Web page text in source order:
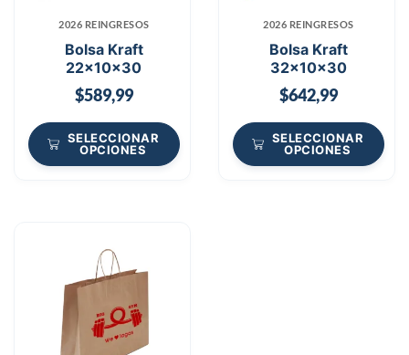
2026 REINGRESOS
Bolsa Kraft
22x10x30
$589,99
SELECCIONAR
OPCIONES
2026 REINGRESOS
Bolsa Kraft
32x10x30
$642,99
SELECCIONAR
OPCIONES